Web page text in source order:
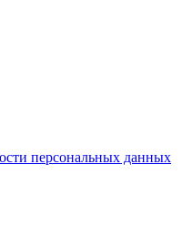
персональных данных